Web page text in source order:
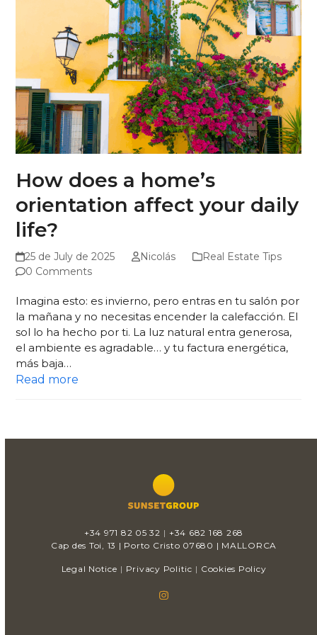
How does a home’s
orientation affect your daily
life?
25 de July de 2025 Nicolás
Real Estate Tips
0 Comments
Imagina esto: es invierno, pero entras en tu salón por
la mañana y no necesitas encender la calefacción. El
sol lo ha hecho por ti. La luz natural entra generosa,
el ambiente es agradable… y tu factura energética,
más baja…
Read more
+34 971 82 05 32 | +34 682 168 268
Cap des Toi, 13 | Porto Cristo 07680 | MALLORCA
Legal Notice | Privacy Politic | Cookies Policy
Instagram